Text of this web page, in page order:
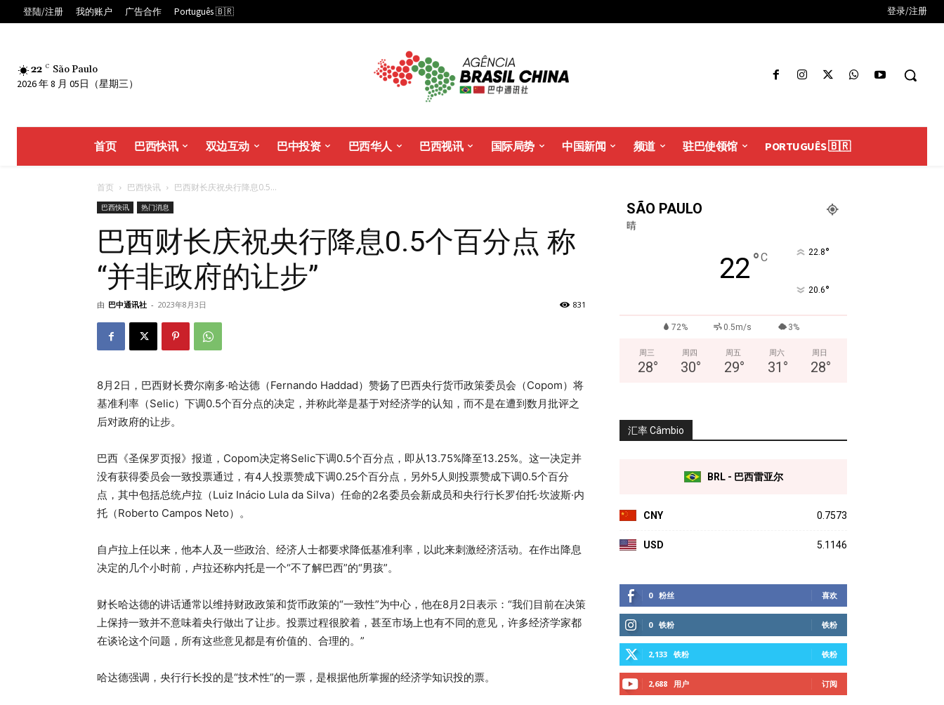
登陆/注册 我的账户 广告合作 Português 🇧🇷 登录/注册
22 C São Paulo
2026 年 8 月 05日（星期三）
首页 巴西快讯 双边互动 巴中投资 巴西华人 巴西视讯 国际局势 中国新闻 频道 驻巴使领馆 PORTUGUÊS 🇧🇷
首页 巴西快讯 巴西财长庆祝央行降息0.5...
巴西快讯 热门消息
巴西财长庆祝央行降息0.5个百分点 称
“并非政府的让步”
由 巴中通讯社 - 2023年8月3日 831
8月2日，巴西财长费尔南多·哈达德（Fernando Haddad）赞扬了巴西央行货币政策委员会（Copom）将
基准利率（Selic）下调0.5个百分点的决定，并称此举是基于对经济学的认知，而不是在遭到数月批评之
后对政府的让步。
巴西《圣保罗页报》报道，Copom决定将Selic下调0.5个百分点，即从13.75%降至13.25%。这一决定并
没有获得委员会一致投票通过，有4人投票赞成下调0.25个百分点，另外5人则投票赞成下调0.5个百分
点，其中包括总统卢拉（Luiz Inácio Lula da Silva）任命的2名委员会新成员和央行行长罗伯托·坎波斯·内
托（Roberto Campos Neto）。
自卢拉上任以来，他本人及一些政治、经济人士都要求降低基准利率，以此来刺激经济活动。在作出降息
决定的几个小时前，卢拉还称内托是一个“不了解巴西”的“男孩”。
财长哈达德的讲话通常以维持财政政策和货币政策的“一致性”为中心，他在8月2日表示：“我们目前在决策
上保持一致并不意味着央行做出了让步。投票过程很胶着，甚至市场上也有不同的意见，许多经济学家都
在谈论这个问题，所有这些意见都是有价值的、合理的。”
哈达德强调，央行行长投的是“技术性”的一票，是根据他所掌握的经济学知识投的票。
SÃO PAULO
晴
22°C 22.8°
20.6°
72% 0.5m/s 3%
周三
28°
周四
30°
周五
29°
周六
31 °
周日
28°
汇率 Câmbio
BRL - 巴西雷亚尔
CNY 0.7573
USD 5.1146
0 粉丝 喜欢
0 铁粉 铁粉
2,133 铁粉 铁粉
2,688 用户 订阅